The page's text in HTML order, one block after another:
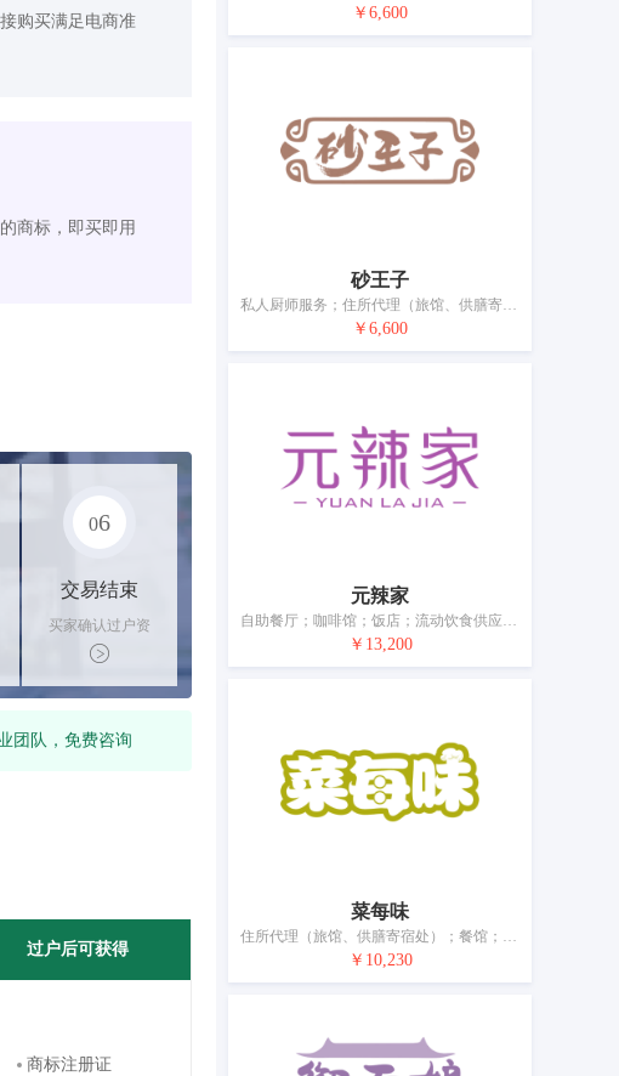
购买满足电商准
商标，即买即用
06
交易结束
买家确认过户资
料后，平台解冻
资金支付卖家
团队，免费咨询
过户后可获得
商标注册证
￥6,600
砂王子
私人厨师服务；住所代理（旅馆、供膳寄宿处）；饭店；流动饮食供应；餐馆；关于膳食制备的信息和咨询；茶馆；餐厅；提供野营场地设施；烹饪设备出租
￥6,600
元辣家
自助餐厅；咖啡馆；饭店；流动饮食供应；餐馆；外卖餐馆；茶馆；酒吧服务；提供野营场地设施；烹饪设备出租
￥13,200
菜每味
住所代理（旅馆、供膳寄宿处）；餐馆；咖啡馆；外卖餐厅服务；酒吧服务；流动饮食供应；自助餐厅；茶馆；提供野营场地设施；动物寄养
￥10,230